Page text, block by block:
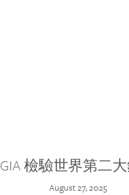
GIA 檢驗世界第二
August 27, 2025